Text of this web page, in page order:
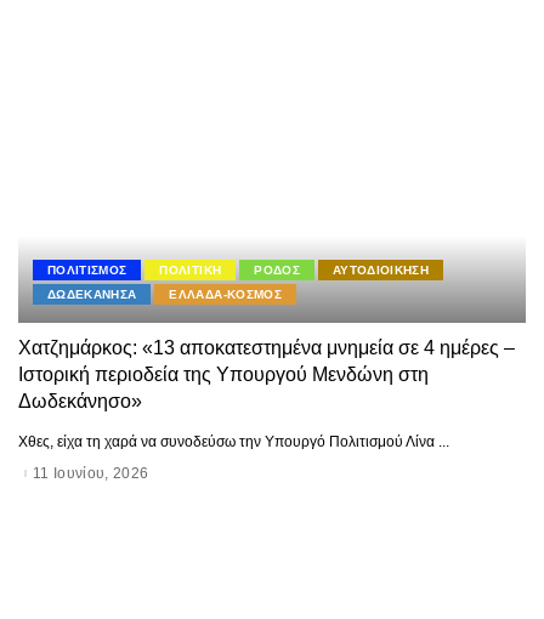
ΠΟΛΙΤΙΣΜΟΣ ΠΟΛΙΤΙΚΗ ΡΟΔΟΣ
ΑΥΤΟΔΙΟΙΚΗΣΗ
ΔΩΔΕΚΑΝΗΣΑ
ΕΛΛΑΔΑ-ΚΟΣΜΟΣ
Χατζημάρκος: «13 αποκατεστημένα μνημεία σε 4 ημέρες –
Ιστορική περιοδεία της Υπουργού Μενδώνη στη
Δωδεκάνησο»
Χθες, είχα τη χαρά να συνοδεύσω την Υπουργό Πολιτισμού Λίνα ...
11 Ιουνίου, 2026